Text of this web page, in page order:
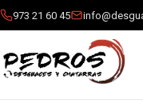
973 21 60 45